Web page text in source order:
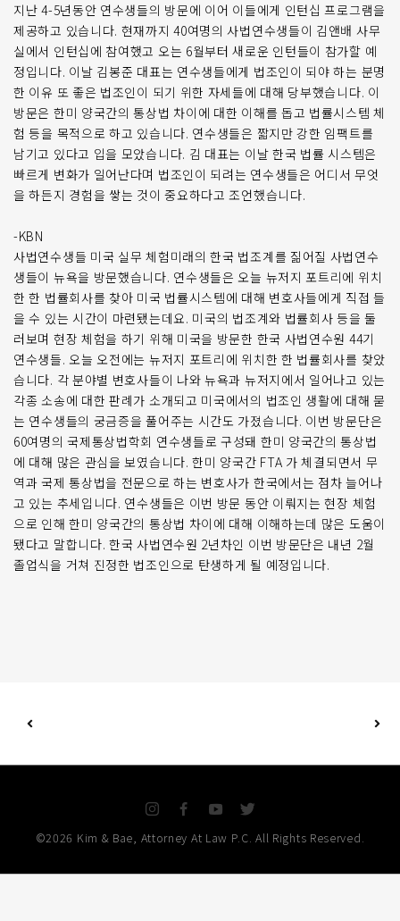
지난 4-5년동안 연수생들의 방문에 이어 이들에게 인턴십 프로그램을
제공하고 있습니다. 현재까지 40여명의 사법연수생들이 김앤배 사무
실에서 인턴십에 참여했고 오는 6월부터 새로운 인턴들이 참가할 예
정입니다. 이날 김봉준 대표는 연수생들에게 법조인이 되야 하는 분명
한 이유 또 좋은 법조인이 되기 위한 자세들에 대해 당부했습니다. 이
방문은 한미 양국간의 통상법 차이에 대한 이해를 돕고 법률시스템 체
험 등을 목적으로 하고 있습니다. 연수생들은 짧지만 강한 임팩트를
남기고 있다고 입을 모았습니다. 김 대표는 이날 한국 법률 시스템은
빠르게 변화가 일어난다며 법조인이 되려는 연수생들은 어디서 무엇
을 하든지 경험을 쌓는 것이 중요하다고 조언했습니다.
-KBN
사법연수생들 미국 실무 체험미래의 한국 법조계를 짊어질 사법연수
생들이 뉴욕을 방문했습니다. 연수생들은 오늘 뉴저지 포트리에 위치
한 한 법률회사를 찾아 미국 법률시스템에 대해 변호사들에게 직접 들
을 수 있는 시간이 마련됐는데요. 미국의 법조계와 법률회사 등을 둘
러보며 현장 체험을 하기 위해 미국을 방문한 한국 사법연수원 44기
연수생들. 오늘 오전에는 뉴저지 포트리에 위치한 한 법률회사를 찾았
습니다. 각 분야별 변호사들이 나와 뉴욕과 뉴저지에서 일어나고 있는
각종 소송에 대한 판례가 소개되고 미국에서의 법조인 생활에 대해 묻
는 연수생들의 궁금증을 풀어주는 시간도 가졌습니다. 이번 방문단은
60여명의 국제통상법학회 연수생들로 구성돼 한미 양국간의 통상법
에 대해 많은 관심을 보였습니다. 한미 양국간 FTA 가 체결되면서 무
역과 국제 통상법을 전문으로 하는 변호사가 한국에서는 점차 늘어나
고 있는 추세입니다. 연수생들은 이번 방문 동안 이뤄지는 현장 체험
으로 인해 한미 양국간의 통상법 차이에 대해 이해하는데 많은 도움이
됐다고 말합니다. 한국 사법연수원 2년차인 이번 방문단은 내년 2월
졸업식을 거쳐 진정한 법조인으로 탄생하게 될 예정입니다.
n
t
a
e
o
t
w
t
©2026 Kim & Bae, Attorney At Law P.C. All Rights Reserved.